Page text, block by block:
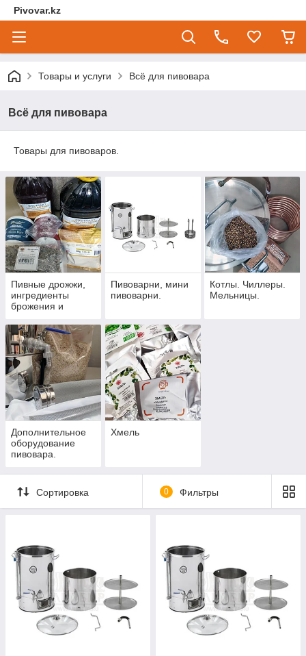
Pivovar.kz
Товары и услуги Всё для пивовара
Всё для пивовара
Товары для пивоваров.
Пивные дрожжи,
ингредиенты
брожения и
Пивоварни, мини
пивоварни.
Котлы. Чиллеры.
Мельницы.
Дополнительное
оборудование
пивовара.
Хмель
Сортировка 0 Фильтры